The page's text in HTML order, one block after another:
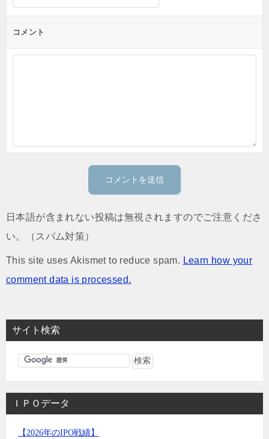
コメント
日本語が含まれない投稿は無視されますのでご注意くださ
い。（スパム対策）
This site uses Akismet to reduce spam. Learn how your
comment data is processed.
サイト検索
ＩＰＯデータ
【2026年のIPO戦績】